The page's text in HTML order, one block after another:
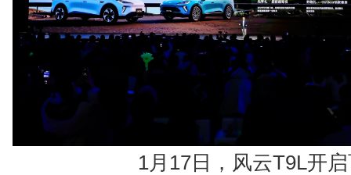
1月17日，风云T9L开